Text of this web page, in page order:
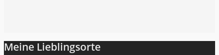
Meine Lieblingsorte